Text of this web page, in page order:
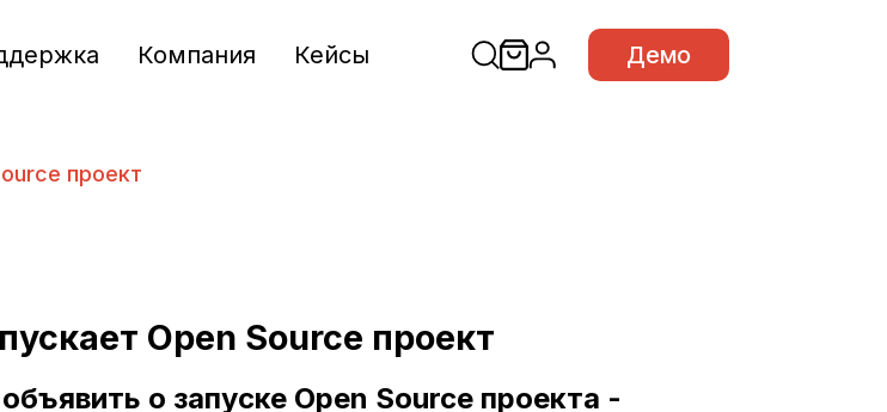
Компания Кейсы Демо
проект
Open Source проект
о запуске Open Source проекта -